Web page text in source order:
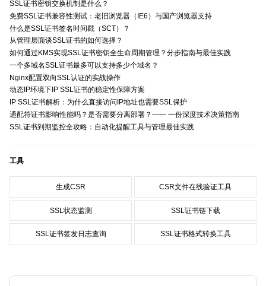
SSL证书密钥交换机制是什么？
免费SSL证书兼容性测试：老旧浏览器（IE6）与国产浏览器支持
什么是SSL证书签名时间戳（SCT）？
从管理层面谈SSL证书的如何选择？
如何通过KMS实现SSL证书密钥全生命周期管理？分步指南与最佳实践
一个多域名SSL证书最多可以支持多少个域名？
Nginx配置双向SSL认证的实战操作
动态IP环境下IP SSL证书的稳定性保障方案
IP SSL证书解析：为什么直接访问IP地址也需要SSL保护
通配符证书影响性能吗？是否需要分离部署？—— 一份深度技术决策指南
SSL证书到期监控全攻略：自动化提醒工具与管理最佳实践
工具
生成CSR CSR文件在线验证工具
SSL状态监测 SSL证书链下载
SSL证书签发日志查询 SSL证书格式转换工具